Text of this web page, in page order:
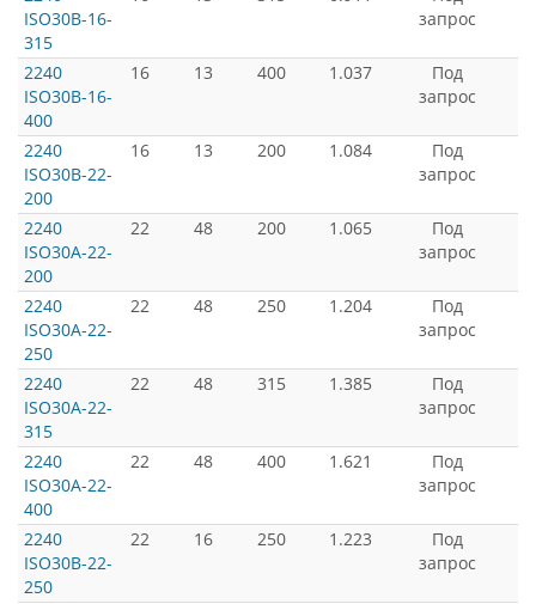
ISO30B-16-
315
запрос
2240
ISO30B-16-
400
16 13 400 1.037
Под
запрос
2240
ISO30B-22-
200
16 13 200 1.084
Под
запрос
2240
ISO30A-22-
200
22 48 200 1.065
Под
запрос
2240
ISO30A-22-
250
22 48 250 1.204
Под
запрос
2240
ISO30A-22-
315
22 48 315 1.385
Под
запрос
2240
ISO30A-22-
400
22 48 400 1.621
Под
запрос
2240
ISO30B-22-
250
22 16 250 1.223
Под
запрос